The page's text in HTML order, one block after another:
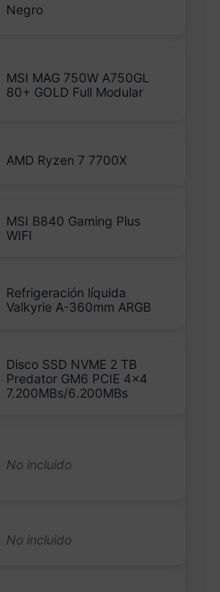
Negro
MSI MAG 750W A750GL
80+ GOLD Full Modular
AMD Ryzen 7 7700X
MSI B840 Gaming Plus
WIFI
Refrigeración líquida
Valkyrie A-360mm ARGB
Disco SSD NVME 2 TB
Predator GM6 PCIE 4×4
7.200MBs/6.200MBs